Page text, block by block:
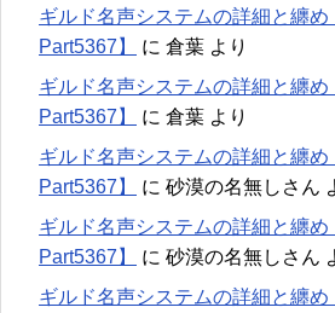
ギルド名声システムの詳細と纏め
Part5367】
に 倉葉 より
ギルド名声システムの詳細と纏め
Part5367】
に 倉葉 より
ギルド名声システムの詳細と纏め
Part5367】
に 砂漠の名無しさん
ギルド名声システムの詳細と纏め
Part5367】
に 砂漠の名無しさん
ギルド名声システムの詳細と纏め